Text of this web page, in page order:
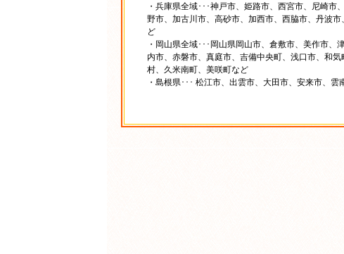
・兵庫県全域･･･神戸市、姫路市、西宮市、尼崎
野市、加古川市、高砂市、加西市、西脇市、丹波
ど
・岡山県全域･･･岡山県岡山市、倉敷市、美作市
内市、赤磐市、真庭市、吉備中央町、浅口市、和
村、久米南町、美咲町など
・島根県･･･ 松江市、出雲市、大田市、安来市、